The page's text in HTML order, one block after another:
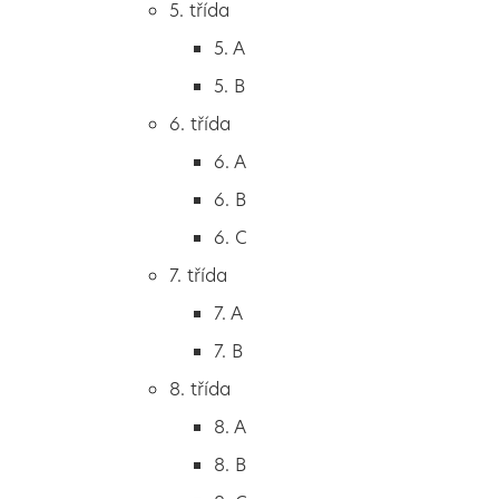
2. B
3. A
4. A
5. A
5. třída
5. A
5. B
6. třída
6. A
6. B
6. C
7. třída
7. A
7. B
8. třída
8. A
8. B